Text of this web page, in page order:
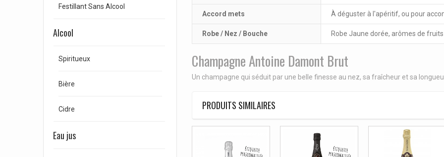
Festillant Sans Alcool
Alcool
Spiritueux
Bière
Cidre
Eau jus
Accord mets À déguster à l'apéritif, ou pour
Robe / Nez / Bouche Robe Jaune dorée, arômes de fruits
Champagne Antoine Damont Brut
Un champagne qui séduit par une belle finesse au nez, sa fraîcheur et sa
PRODUITS SIMILAIRES